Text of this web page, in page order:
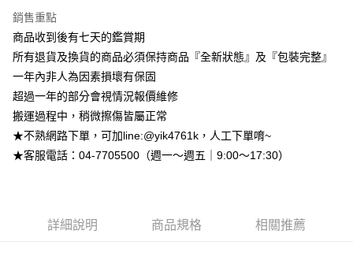
元大商業銀行
台新國際商業銀行
台灣樂天信用卡公司
聯邦商業銀行
元大商業銀行
玉山商業銀行
星展（台灣）商業銀行
台灣樂天信用卡公司
悠遊付
Google Pay
【大哥付你分期使用說明】
1.本服務由台灣大哥大提供，台灣大哥大用戶可立即使用無須另外申請。
2.付款方式選擇「大哥付你分期」，訂單成立後會自動跳轉到大哥付的交易
流程，驗證手機門號後，選擇欲分期的期數、繳款截止日，確認付款後即完
成交易。
法說明評估內容。
【繳款方式說明】
AFTEE先享後付
相關說明
【關於「AFTEE先享後付」】
３．安心：先確認商品／服務後，再付款。
➤一般商品『宅配寄送』：1.車趟為週一至六 2.無組裝，只送至一
銷售重點
商品收到後有七天的鑑賞期
所有退貨及換貨的商品必須保持商品『全新狀態』及『包裝完整』
一年內非人為因素損壞有保固
超過一年的部分會視情況報價維修
搬運過程中，稍微擦傷皆屬正常
★不熟網路下單，可加line:@yik4761k，人工下單唷~
★客服電話：04-7705500（週一～週五｜9:00～17:30）
詳細說明 商品規格 相關推薦